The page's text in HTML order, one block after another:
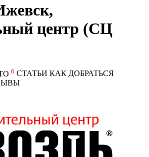
центр (СЦ
6 СТАТЬИ КАК ДОБРАТЬСЯ